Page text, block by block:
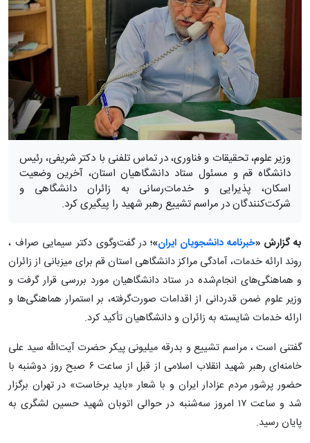
وزیر علوم، تحقیقات و فناوری، در تماس تلفنی با دکتر شریفی، رئیس
دانشگاه قم و مسئول ستاد دانشگاهیان استان، آخرین وضعیت
اسکان، پذیرایی و خدمات‌رسانی به زائران دانشگاهی و
شرکت‌کنندگان در مراسم تشییع رهبر شهید را پیگیری کرد.
به گزارش «خبرنامه دانشجویان ایران»؛ در گفت‌وگوی دکتر سیمایی صراف ،
روند ارائه خدمات، آمادگی مراکز دانشگاهی استان قم برای میزبانی از زائران
و هماهنگی‌های انجام‌شده در ستاد دانشگاهیان مورد بررسی قرار گرفت و
وزیر علوم ضمن قدردانی از اقدامات صورت‌گرفته، بر استمرار هماهنگی‌ها و
ارائه خدمات شایسته به زائران و دانشگاهیان تأکید کرد.
گفتنی است ، مراسم تشییع و بدرقه میلیونی پیکر حضرت آیت‌الله سید علی
خامنه‌ای رهبر شهید انقلاب اسلامی از قبل از ساعت ۶ صبح روز دوشنبه با
حضور پرشور مردم عزادار ایران و با شعار «باید برخاست» در تهران برگزار
شد و ساعت ۱۷ امروز سه‌شنبه در حوالی اتوبان شهید حسین لشگری به
پایان رسید.